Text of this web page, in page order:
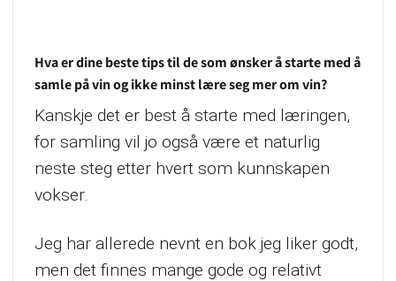
Hva er dine beste tips til de som ønsker å starte med å
samle på vin og ikke minst lære seg mer om vin?
Kanskje det er best å starte med læringen,
for samling vil jo også være et naturlig
neste steg etter hvert som kunnskapen
vokser.
Jeg har allerede nevnt en bok jeg liker godt,
men det finnes mange gode og relativt